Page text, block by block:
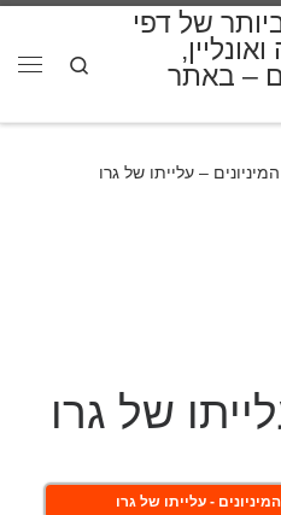
של דפי
– באתר
Search
המיניונים – עלייתו של גרו
של גרו
- עלייתו של גרו